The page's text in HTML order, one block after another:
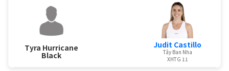
Tyra Hurricane
Black
Judit Castillo
Tây Ban Nha
XHTG 11